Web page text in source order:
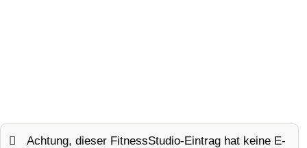
Achtung, dieser FitnessStudio-Eintrag hat keine E-